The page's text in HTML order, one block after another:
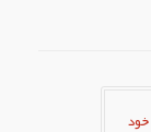
خود